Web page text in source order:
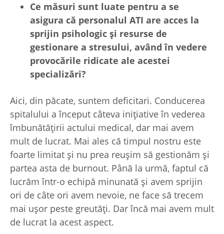
Ce măsuri sunt luate pentru a se
asigura că personalul ATI are acces la
sprijin psihologic și resurse de
gestionare a stresului, având în vedere
provocările ridicate ale acestei
specializări?
Aici, din păcate, suntem deficitari. Conducerea
spitalului a început câteva inițiative în vederea
îmbunătățirii actului medical, dar mai avem
mult de lucrat. Mai ales că timpul nostru este
foarte limitat și nu prea reușim să gestionăm și
partea asta de burnout. Până la urmă, faptul că
lucrăm într-o echipă minunată și avem sprijin
ori de câte ori avem nevoie, ne face să trecem
mai ușor peste greutăți. Dar încă mai avem mult
de lucrat la acest aspect.